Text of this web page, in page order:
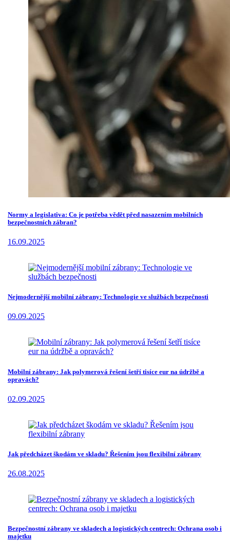
Normy a legislativa: Co je potřeba vědět před nasazením mobilních
bezpečnostních zábran?
16.09.2025
Nejmodernější mobilní zábrany: Technologie ve službách bezpečnosti
09.09.2025
Mobilní zábrany: Jak polymerová řešení šetří tisíce eur na údržbě a
opravách?
02.09.2025
Jak předcházet škodám ve skladu? Řešením jsou flexibilní zábrany
26.08.2025
Bezpečnostní zábrany ve skladech a logistických centrech: Ochrana osob i
majetku